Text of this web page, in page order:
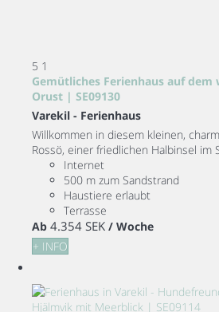
5 1
Gemütliches Ferienhaus auf dem
Orust | SE09130
Varekil - Ferienhaus
Willkommen in diesem kleinen,
Rossö, einer friedlichen Halbinsel im
Internet
500 m zum Sandstrand
Haustiere erlaubt
Terrasse
Ab 4.354 SEK / Woche
+ INFO